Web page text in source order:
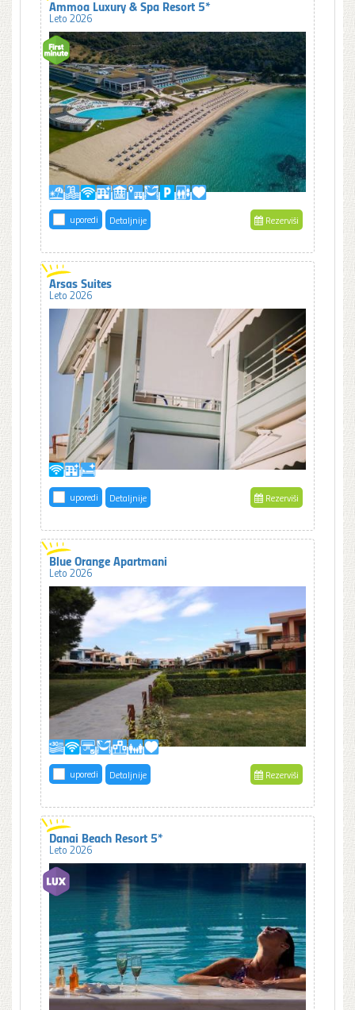
Ammoa Luxury & Spa Resort 5*
Leto 2026
uporedi Detaljnije Rezerviši
Arsas Suites
Leto 2026
uporedi Detaljnije Rezerviši
Blue Orange Apartmani
Leto 2026
uporedi Detaljnije Rezerviši
Danai Beach Resort 5*
Leto 2026